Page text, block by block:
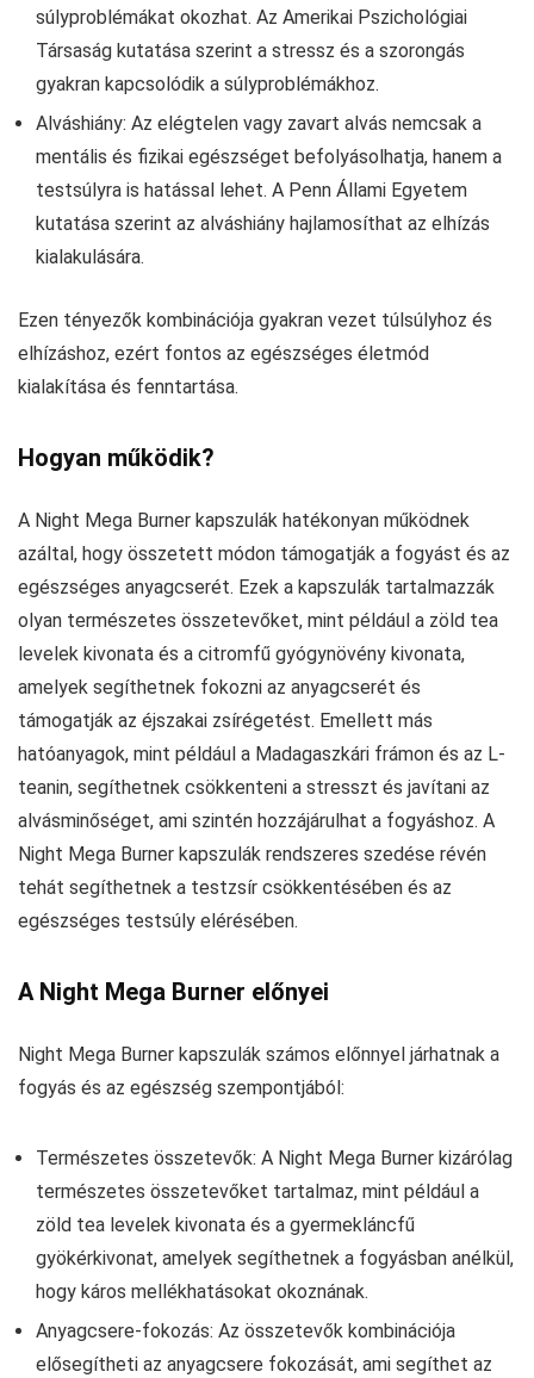
súlyproblémákat okozhat. Az Amerikai Pszichológiai
Társaság kutatása szerint a stressz és a szorongás
gyakran kapcsolódik a súlyproblémákhoz.
Alváshiány: Az elégtelen vagy zavart alvás nemcsak a
mentális és fizikai egészséget befolyásolhatja, hanem a
testsúlyra is hatással lehet. A Penn Állami Egyetem
kutatása szerint az alváshiány hajlamosíthat az elhízás
kialakulására.
Ezen tényezők kombinációja gyakran vezet túlsúlyhoz és
elhízáshoz, ezért fontos az egészséges életmód
kialakítása és fenntartása.
Hogyan működik?
A Night Mega Burner kapszulák hatékonyan működnek
azáltal, hogy összetett módon támogatják a fogyást és az
egészséges anyagcserét. Ezek a kapszulák tartalmazzák
olyan természetes összetevőket, mint például a zöld tea
levelek kivonata és a citromfű gyógynövény kivonata,
amelyek segíthetnek fokozni az anyagcserét és
támogatják az éjszakai zsírégetést. Emellett más
hatóanyagok, mint például a Madagaszkári frámon és az L-
teanin, segíthetnek csökkenteni a stresszt és javítani az
alvásminőséget, ami szintén hozzájárulhat a fogyáshoz. A
Night Mega Burner kapszulák rendszeres szedése révén
tehát segíthetnek a testzsír csökkentésében és az
egészséges testsúly elérésében.
A Night Mega Burner előnyei
Night Mega Burner kapszulák számos előnnyel járhatnak a
fogyás és az egészség szempontjából:
Természetes összetevők: A Night Mega Burner kizárólag
természetes összetevőket tartalmaz, mint például a
zöld tea levelek kivonata és a gyermekláncfű
gyökérkivonat, amelyek segíthetnek a fogyásban anélkül,
hogy káros mellékhatásokat okoznának.
Anyagcsere-fokozás: Az összetevők kombinációja
elősegítheti az anyagcsere fokozását, ami segíthet az